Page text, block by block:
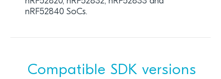
nRF52840 SoCs.
Compatible SDK versions